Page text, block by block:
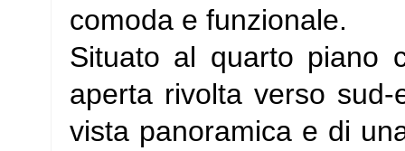
comoda e funzionale.
Situato al quarto piano
aperta rivolta verso
vista panoramica e di